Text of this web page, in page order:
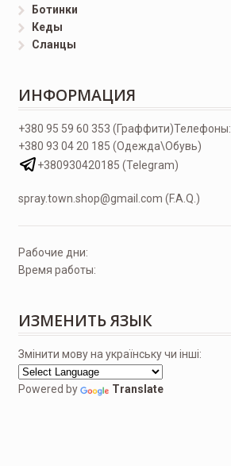
Ботинки
Кеды
Сланцы
ИНФОРМАЦИЯ
Телефоны:
+380 95 59 60 353 (Граффити)
+380 93 04 20 185 (Одежда\Обувь)
+380930420185 (Telegram)
spray.town.shop@gmail.com (F.A.Q.)
Рабочие дни:
Время работы:
ИЗМЕНИТЬ ЯЗЫК
Змінити мову на українську чи інші:
Powered by Translate